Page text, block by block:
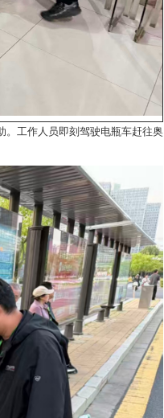
工作人员即刻驾驶电瓶车赶往奥